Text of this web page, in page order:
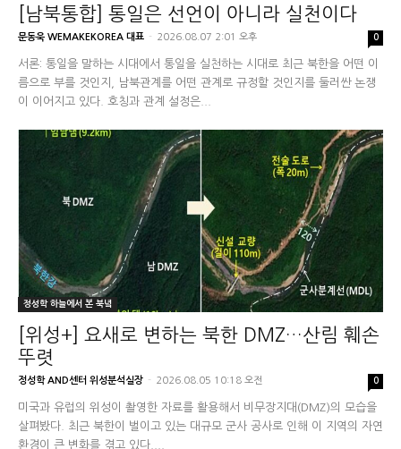
[남북통합] 통일은 선언이 아니라 실천이다
문동욱 WEMAKEKOREA 대표 - 2026.08.07 2:01 오후 0
서론: 통일을 말하는 시대에서 통일을 실천하는 시대로 최근 북한을 어떤 이
름으로 부를 것인지, 남북관계를 어떤 관계로 규정할 것인지를 둘러싼 논쟁
이 이어지고 있다. 호칭과 관계 설정은...
정성학 하늘에서 본 북녘
[위성+] 요새로 변하는 북한 DMZ…산림 훼손
뚜렷
정성학 AND센터 위성분석실장 - 2026.08.05 10:18 오전 0
미국과 유럽의 위성이 촬영한 자료를 활용해서 비무장지대(DMZ)의 모습을
살펴봤다. 최근 북한이 벌이고 있는 대규모 군사 공사로 인해 이 지역의 자연
환경이 큰 변화를 겪고 있다....